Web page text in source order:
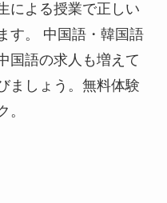
による授業で正しい
す。 中国語・韓国語
国語の求人も増えて
ましょう。無料体験
。